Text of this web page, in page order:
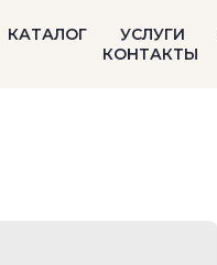
КАТАЛОГ УСЛУГИ
КОНТАКТЫ